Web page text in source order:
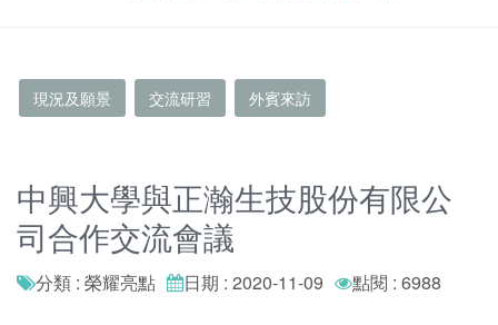
現況及願景 交流研習 外賓來訪
中興大學與正瀚生技股份有限公
司合作交流會議
分類 : 榮耀亮點 日期 : 2020-11-09 點閱 : 6988